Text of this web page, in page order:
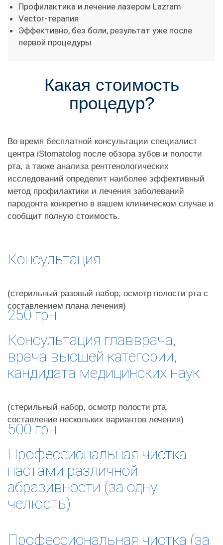
Профилактика и лечение лазером Lazram
Vector-терапия
Эффективно, без боли, результат уже после
первой процедуры
Какая стоимость
процедур?
Во время бесплатной консультации специалист
центра iStomatolog после обзора зубов и полости
рта, а также анализа рентгенологических
исследований определит наиболее эффективный
метод профилактики и лечения заболеваний
пародонта конкретно в вашем клиническом случае и
сообщит полную стоимость.
Консультация
250 грн
(стерильный разовый набор, осмотр полости рта с
составлением плана лечения)
Консультация главврача,
врача высшей категории,
кандидата медицинских наук
500 грн
(стерильный набор, осмотр полости рта,
составление нескольких вариантов лечения)
Профессиональная чистка
пастами различной
абразивности (за одну
челюсть)
Профессиональная чистка (за